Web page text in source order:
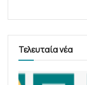
Τελευταία νέα